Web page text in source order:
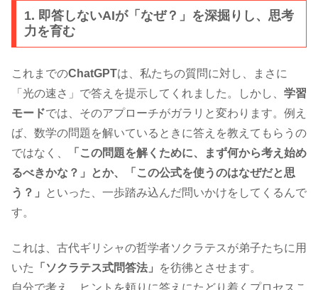
1. 即答しないAIが「なぜ？」を深掘りし、思考
力を育む
これまでのChatGPTは、私たちの質問に対し、まさに
「光の速さ」で答えを提示してくれました。しかし、 学習
モードでは、そのアプローチがガラリと変わります。例え
ば、数学の問題を解いているときに答えを教えてもらうの
ではなく、
「この問題を解くために、まず何から考え始め
るべきかな？」とか、「この公式を使うのはなぜだと思
う？」
といった、一歩踏み込んだ問いかけをしてくるんで
す。
これは、古代ギリシャの哲学者ソクラテスが弟子たちに用
いた
「ソクラテス式問答法」
を彷彿とさせます。